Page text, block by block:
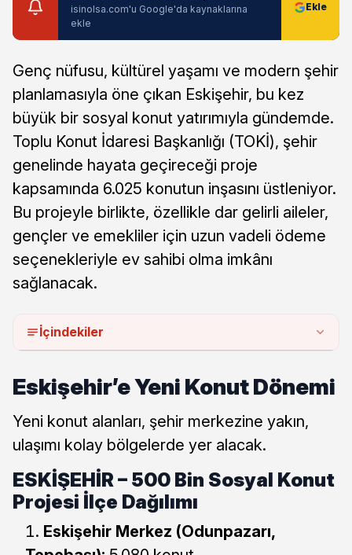
isinolsa.com'u Google'da kaynaklarına
ekle
Genç nüfusu, kültürel yaşamı ve modern şehir
planlamasıyla öne çıkan Eskişehir, bu kez
büyük bir sosyal konut yatırımıyla gündemde.
Toplu Konut İdaresi Başkanlığı (TOKİ), şehir
genelinde hayata geçireceği proje
kapsamında 6.025 konutun inşasını üstleniyor.
Bu projeyle birlikte, özellikle dar gelirli aileler,
gençler ve emekliler için uzun vadeli ödeme
seçenekleriyle ev sahibi olma imkânı
sağlanacak.
İçindekiler
Eskişehir’e Yeni Konut Dönemi
Yeni konut alanları, şehir merkezine yakın,
ulaşımı kolay bölgelerde yer alacak.
ESKİŞEHİR – 500 Bin Sosyal Konut
Projesi İlçe Dağılımı
Eskişehir Merkez (Odunpazarı,